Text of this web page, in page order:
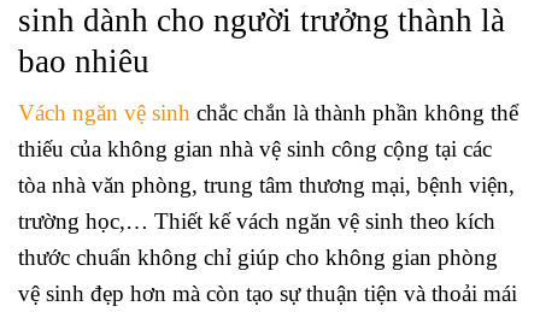
sinh dành cho người trưởng thành là
bao nhiêu
Vách ngăn vệ sinh chắc chắn là thành phần không thể
thiếu của không gian nhà vệ sinh công cộng tại các
tòa nhà văn phòng, trung tâm thương mại, bệnh viện,
trường học,… Thiết kế vách ngăn vệ sinh theo kích
thước chuẩn không chỉ giúp cho không gian phòng
vệ sinh đẹp hơn mà còn tạo sự thuận tiện và thoải mái